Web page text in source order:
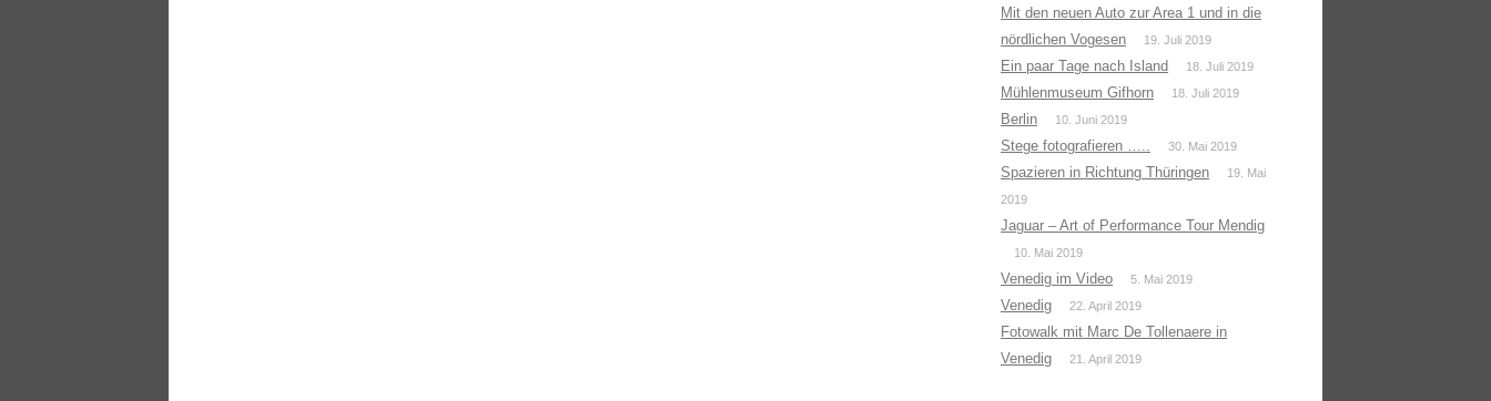
Mit den neuen Auto zur Area 1 und in die
nördlichen Vogesen
19. Juli 2019
Ein paar Tage nach Island 18. Juli 2019
Mühlenmuseum Gifhorn 18. Juli 2019
Berlin 10. Juni 2019
Stege fotografieren ….. 30. Mai 2019
Spazieren in Richtung Thüringen
19. Mai
2019
Jaguar – Art of Performance Tour Mendig
10. Mai 2019
Venedig im Video 5. Mai 2019
Venedig 22. April 2019
Fotowalk mit Marc De Tollenaere in
Venedig
21. April 2019